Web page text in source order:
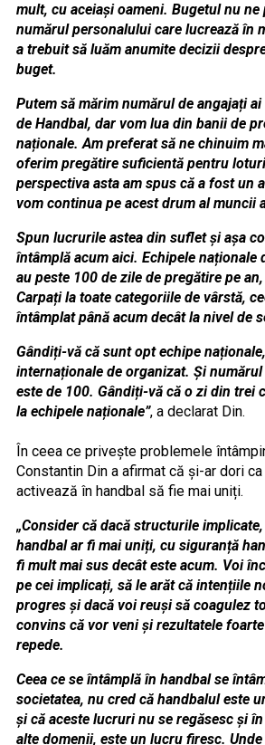
mult, cu aceiași oameni. Bugetul nu ne
numărul personalului care lucrează în
a trebuit să luăm anumite decizii
buget.
Putem să mărim numărul de angajați
de Handbal, dar vom lua din banii de
naționale. Am preferat să ne chinuim
oferim pregătire suficientă pentru
perspectiva asta am spus că a fost un
vom continua pe acest drum al muncii
Spun lucrurile astea din suflet și așa
întâmplă acum aici. Echipele naționale
au peste 100 de zile de pregătire pe
Carpați la toate categoriile de vârstă,
întâmplat până acum decât la nivel de
Gândiți-vă că sunt opt echipe
internaționale de organizat. Și
este de 100. Gândiți-vă că o zi din trei
la echipele naționale”, a declarat Din.
În ceea ce privește problemele
Constantin Din a afirmat că și-ar dori
activează în handbal să fie mai uniți.
„Consider că dacă structurile
handbal ar fi mai uniți, cu siguranță
fi mult mai sus decât este acum. Voi
pe cei implicați, să le arăt că intențiile
progres și dacă voi reuși să coagulez
convins că vor veni și rezultatele
repede.
Ceea ce se întâmplă în handbal se
societatea, nu cred că handbalul este
și că aceste lucruri nu se regăsesc și
alte domenii, este un lucru firesc.